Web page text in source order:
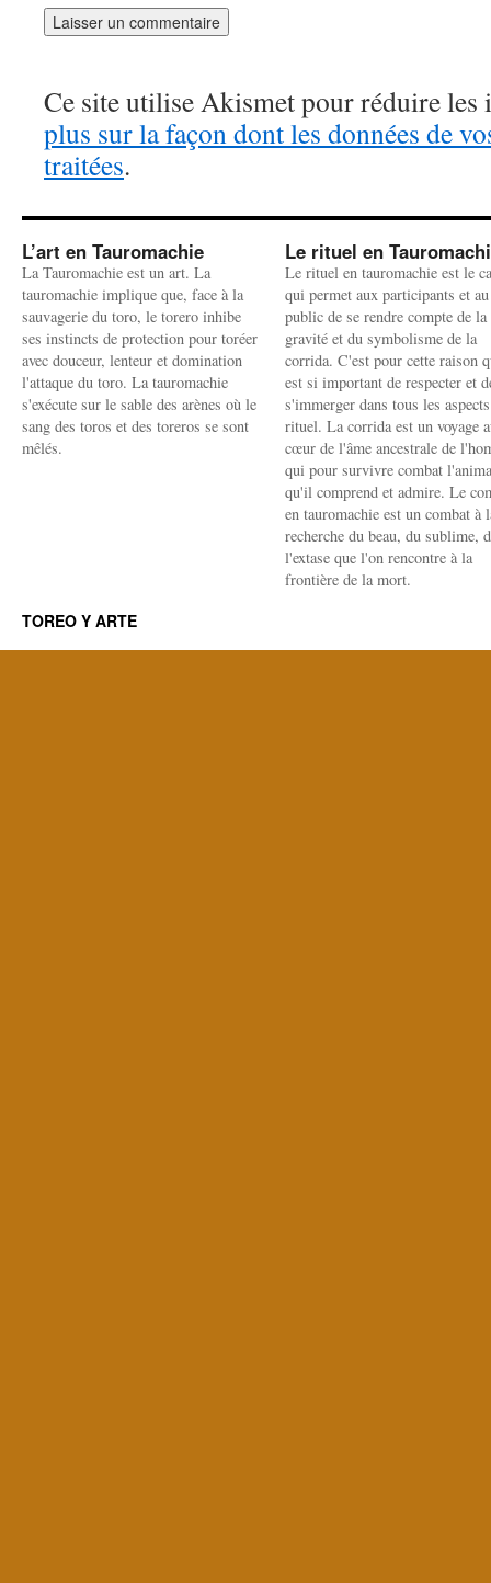
Ce site utilise Akismet pour réduire les
plus sur la façon dont les données de
traitées.
L’art en Tauromachie
La Tauromachie est un art. La
tauromachie implique que, face à la
sauvagerie du toro, le torero inhibe
ses instincts de protection pour toréer
avec douceur, lenteur et domination
l'attaque du toro. La tauromachie
s'exécute sur le sable des arènes où le
sang des toros et des toreros se sont
mêlés.
Le rituel en
Le rituel en tauromachie est le
qui permet aux participants et au
public de se rendre compte de la
gravité et du symbolisme de la
corrida. C'est pour cette raison
est si important de respecter et
s'immerger dans tous les
rituel. La corrida est un voyage
cœur de l'âme ancestrale de
qui pour survivre combat
qu'il comprend et admire. Le
en tauromachie est un combat à
recherche du beau, du sublime,
l'extase que l'on rencontre à la
frontière de la mort.
TOREO Y ARTE